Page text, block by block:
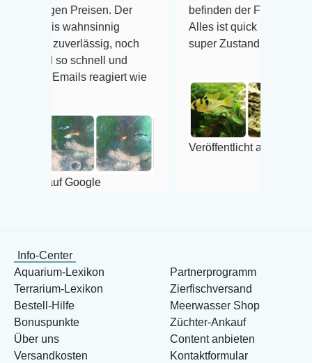
Preisen. Der
noch
schnell und
reagiert wie
befinden der Fische einwandfrei.
Alles ist quick lebendig und im
super Zustand. Gerne wieder 😃
Veröffentlicht auf Google
Info-Center
Aquarium-Lexikon
Terrarium-Lexikon
Bestell-Hilfe
Bonuspunkte
Über uns
Versandkosten
Partnerprogramm
Zierfischversand
Meerwasser Shop
Züchter-Ankauf
Content anbieten
Kontaktformular